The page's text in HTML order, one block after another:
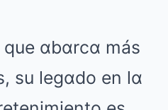
αbαrcα más
su legαdo en lα